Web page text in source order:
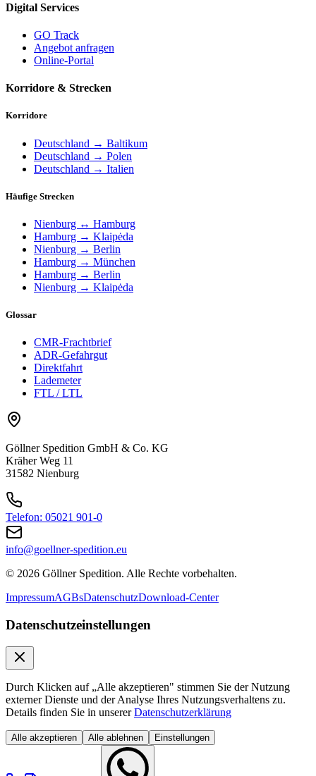
Digital Services
GO Track
Angebot anfragen
Online-Portal
Korridore & Strecken
Korridore
Deutschland → Baltikum
Deutschland → Polen
Deutschland → Italien
Häufige Strecken
Nienburg ↔ Hamburg
Hamburg → Klaipėda
Nienburg → Berlin
Hamburg → München
Hamburg → Berlin
Nienburg → Klaipėda
Glossar
CMR-Frachtbrief
ADR-Gefahrgut
Direktfahrt
Lademeter
FTL / LTL
Göllner Spedition GmbH & Co. KG
Kräher Weg 11
31582 Nienburg
Telefon: 05021 901-0
info@goellner-spedition.eu
© 2026 Göllner Spedition. Alle Rechte vorbehalten.
ImpressumAGBsDatenschutzDownload-Center
Datenschutzeinstellungen
Durch Klicken auf „Alle akzeptieren" stimmen Sie der Nutzung
externer Dienste und der Analyse Ihres Nutzungsverhaltens zu.
Details finden Sie in unserer Datenschutzerklärung
Alle akzeptieren Alle ablehnen Einstellungen